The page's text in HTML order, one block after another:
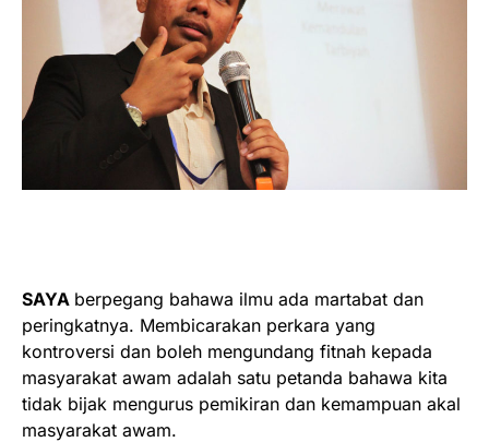
SAYA berpegang bahawa ilmu ada martabat dan
peringkatnya. Membicarakan perkara yang
kontroversi dan boleh mengundang fitnah kepada
masyarakat awam adalah satu petanda bahawa kita
tidak bijak mengurus pemikiran dan kemampuan akal
masyarakat awam.